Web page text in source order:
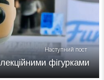
Наступний пост
фігурками